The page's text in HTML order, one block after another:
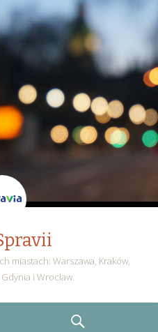
miastach: Warszawa, Kraków,
i Wrocław.